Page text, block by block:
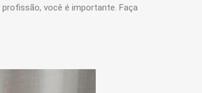
profissão, você é importante. Faça